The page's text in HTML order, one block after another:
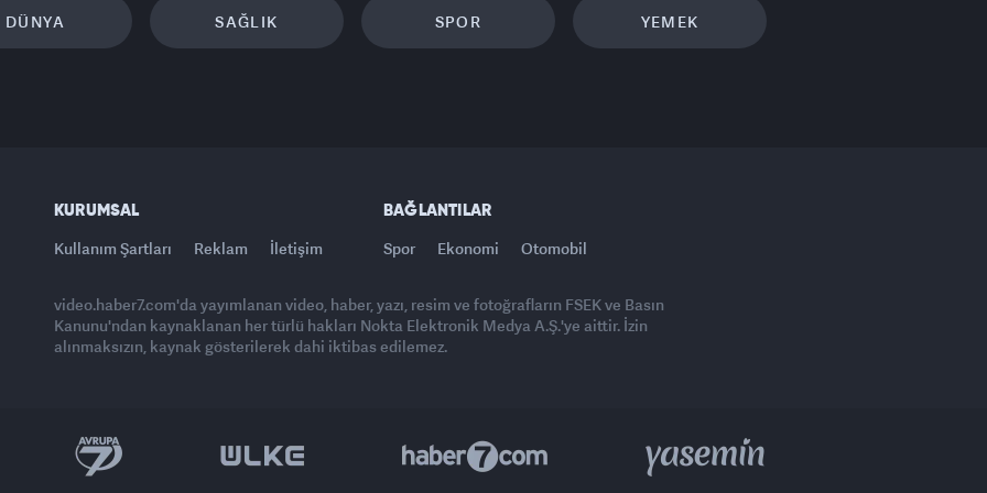
DÜNYA SAĞLIK SPOR YEMEK
KURUMSAL
Kullanım Şartları Reklam İletişim
BAĞLANTILAR
Spor Ekonomi Otomobil
video.haber7.com'da yayımlanan video, haber, yazı, resim ve fotoğrafların FSEK ve Basın
Kanunu'ndan kaynaklanan her türlü hakları Nokta Elektronik Medya A.Ş.'ye aittir. İzin
alınmaksızın, kaynak gösterilerek dahi iktibas edilemez.